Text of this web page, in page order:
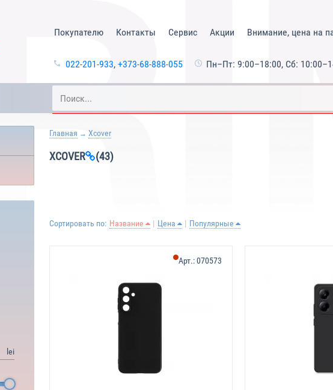
Покупателю Контакты Сервис Акции Внимание, цена на
022-201-933, +373-68-888-055 Пн–Пт: 9:00–18:00, Сб:
lei
Главная Xcover
XCOVER (43)
Сортировать по: Название Цена Популярные
Арт.:070573